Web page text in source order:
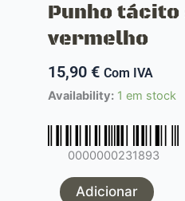
Punho
vermelho
15,90 € Com IVA
Availability: 1 em stock
0000000231893
Quantidade
tácito
Cnc
Adicionar